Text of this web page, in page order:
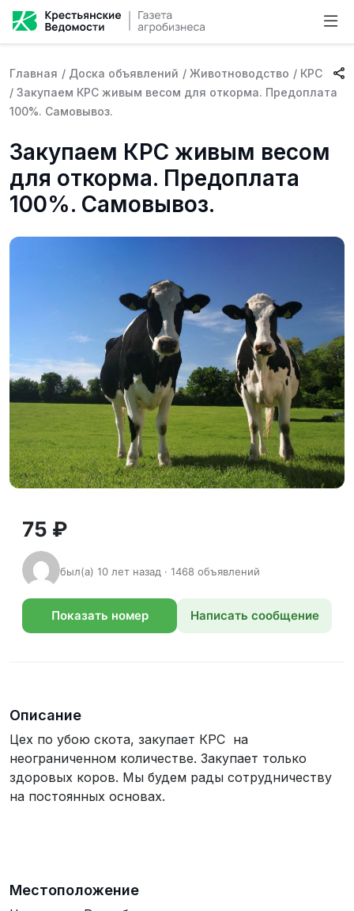
Главная / Доска объявлений / Животноводство / КРС
/ Закупаем КРС живым весом для откорма. Предоплата
100%. Самовывоз.
Закупаем КРС живым весом
для откорма. Предоплата
100%. Самовывоз.
75 ₽
был(а) 10 лет назад · 1468 объявлений
Показать номер Написать сообщение
Описание
Цех по убою скота, закупает КРС на
неограниченном количестве. Закупает только
здоровых коров. Мы будем рады сотрудничеству
на постоянных основах.
Местоположение